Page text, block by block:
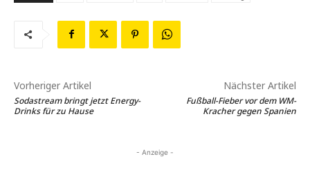
Vorheriger Artikel
Sodastream bringt jetzt Energy-
Drinks für zu Hause
Nächster Artikel
Fußball-Fieber vor dem WM-
Kracher gegen Spanien
- Anzeige -